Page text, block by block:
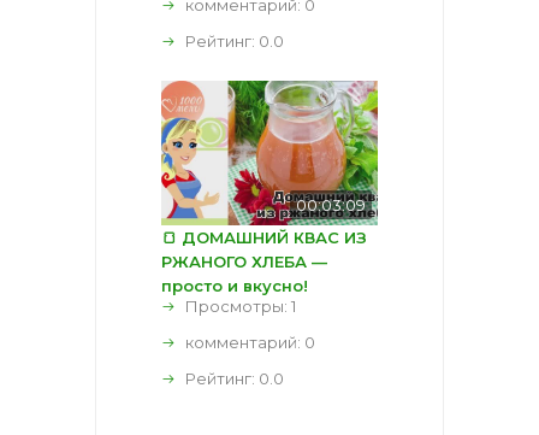
комментарий: 0
Рейтинг: 0.0
00:03:09
🍞 ДОМАШНИЙ КВАС ИЗ
РЖАНОГО ХЛЕБА —
просто и вкусно!
Просмотры: 1
комментарий: 0
Рейтинг: 0.0